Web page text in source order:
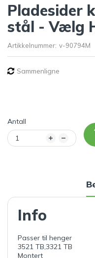
Pladesider
stål - Vælg
Artikkelnummer: v-90794M
Sammenligne
Antall
Info
Passer til henger
3521 TB,3321 TB
Montert